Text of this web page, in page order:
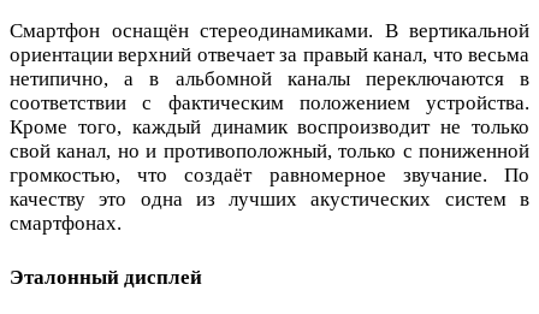
Смартфон оснащён стереодинамиками. В вертикальной
ориентации верхний отвечает за правый канал, что весьма
нетипично, а в альбомной каналы переключаются в
соответствии с фактическим положением устройства.
Кроме того, каждый динамик воспроизводит не только
свой канал, но и противоположный, только с пониженной
громкостью, что создаёт равномерное звучание. По
качеству это одна из лучших акустических систем в
смартфонах.
Эталонный дисплей